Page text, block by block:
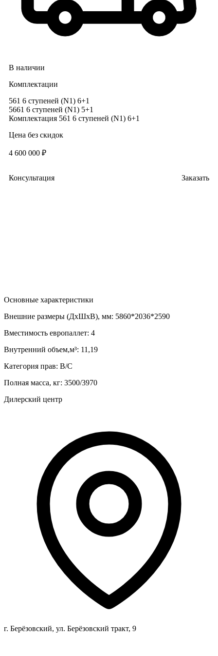
В наличии
Комплектации
561 6 ступеней (N1) 6+1
5661 6 ступеней (N1) 5+1
Комплектация 561 6 ступеней (N1) 6+1
Цена без скидок
4 600 000 ₽
Консультация Заказать
Основные характеристики
Внешние размеры (ДхШхВ), мм: 5860*2036*2590
Вместимость европаллет: 4
Внутренний объем,м³: 11,19
Категория прав: В/С
Полная масса, кг: 3500/3970
Дилерский центр
г. Берёзовский, ул. Берёзовский тракт, 9